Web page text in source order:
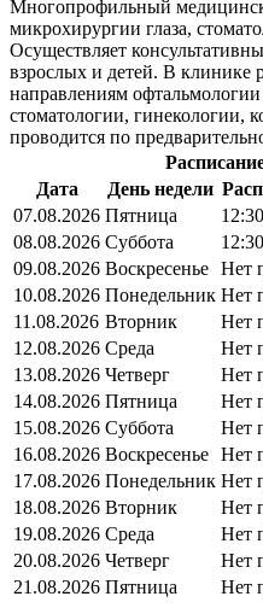
Многопрофильный
микрохирургии глаза,
Осуществляет
взрослых и детей. В клинике
направлениям
стоматологии, гинекологии,
проводится по
Дата
День недели
07.08.2026 Пятница
08.08.2026 Суббота
09.08.2026 Воскресенье Нет
10.08.2026 Понедельник Нет
11.08.2026 Вторник Нет
12.08.2026 Среда Нет
13.08.2026 Четверг Нет
14.08.2026 Пятница Нет
15.08.2026 Суббота Нет
16.08.2026 Воскресенье Нет
17.08.2026 Понедельник Нет
18.08.2026 Вторник Нет
19.08.2026 Среда Нет
20.08.2026 Четверг Нет
21.08.2026 Пятница Нет